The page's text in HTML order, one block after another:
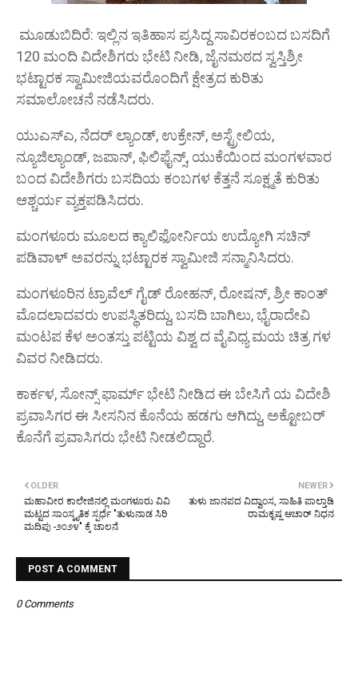
ಮೂಡುಬಿದಿರೆ: ಇಲ್ಲಿನ ಇತಿಹಾಸ ಪ್ರಸಿದ್ದ ಸಾವಿರಕಂಬದ ಬಸದಿಗೆ
120 ಮಂದಿ ವಿದೇಶಿಗರು ಭೇಟಿ ನೀಡಿ, ಜೈನಮಠದ ಸ್ವಸ್ತಿಶ್ರೀ
ಭಟ್ಟಾರಕ ಸ್ವಾಮೀಜಿಯವರೊಂದಿಗೆ ಕ್ಷೇತ್ರದ ಕುರಿತು
ಸಮಾಲೋಚನೆ ನಡೆಸಿದರು.
ಯುಎಸ್ಎ, ನೆದರ್ ಲ್ಯಾಂಡ್, ಉಕ್ರೇನ್, ಅಸ್ಟ್ರೇಲಿಯ,
ನ್ಯೂಜಿಲ್ಯಾಂಡ್, ಜಪಾನ್, ಫಿಲಿಫೈನ್ಸ್, ಯುಕೆಯಿಂದ ಮಂಗಳವಾರ
ಬಂದ ವಿದೇಶಿಗರು ಬಸದಿಯ ಕಂಬಗಳ ಕೆತ್ತನೆ ಸೂಕ್ಷ್ಮತೆ ಕುರಿತು
ಆಶ್ಚರ್ಯ ವ್ಯಕ್ತಪಡಿಸಿದರು.
ಮಂಗಳೂರು ಮೂಲದ ಕ್ಯಾಲಿಫೋರ್ನಿಯ ಉದ್ಯೋಗಿ ಸಚಿನ್
ಪಡಿವಾಳ್ ಅವರನ್ನು ಭಟ್ಟಾರಕ ಸ್ವಾಮೀಜಿ ಸನ್ಮಾನಿಸಿದರು.
ಮಂಗಳೂರಿನ ಟ್ರಾವೆಲ್ ಗೈಡ್ ರೋಹನ್, ರೋಷನ್, ಶ್ರೀ ಕಾಂತ್
ಮೊದಲಾದವರು ಉಪಸ್ಥಿತರಿದ್ದು, ಬಸದಿ ಬಾಗಿಲು, ಭೈರಾದೇವಿ
ಮಂಟಪ ಕೆಳ ಅಂತಸ್ತು ಪಟ್ಟಿಯ ವಿಶ್ವ ದ ವೈವಿಧ್ಯ ಮಯ ಚಿತ್ರ ಗಳ
ವಿವರ ನೀಡಿದರು.
ಕಾರ್ಕಳ, ಸೋನ್ಸ್ ಫಾರ್ಮ್ ಭೇಟಿ ನೀಡಿದ ಈ ಬೇಸಿಗೆ ಯ ವಿದೇಶಿ
ಪ್ರವಾಸಿಗರ ಈ ಸೀಸನಿನ ಕೊನೆಯ ಹಡಗು ಆಗಿದ್ದು, ಅಕ್ಟೋಬರ್
ಕೊನೆಗೆ ಪ್ರವಾಸಿಗರು ಭೇಟಿ ನೀಡಲಿದ್ದಾರೆ.
NEWER
ತುಳು ಜಾನಪದ ವಿದ್ವಾಂಸ, ಸಾಹಿತಿ ಪಾಲ್ತಾಡಿ
ರಾಮಕೃಷ್ಣ ಆಚಾರ್ ನಿಧನ
OLDER
ಮಹಾವೀರ ಕಾಲೇಜಿನಲ್ಲಿ ಮಂಗಳೂರು ವಿವಿ
ಮಟ್ಟದ ಸಾಂಸ್ಕೃತಿಕ ಸ್ಪರ್ಧೆ "ತುಳುನಾಡ ಸಿರಿ
ಮದಿಪು -೨೦೨೪" ಕ್ಕೆ ಚಾಲನೆ
POST A COMMENT
0 Comments